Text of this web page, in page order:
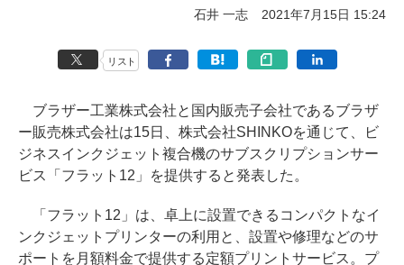
石井 一志 2021年7月15日 15:24
リスト
ブラザー工業株式会社と国内販売子会社であるブラザ
ー販売株式会社は15日、株式会社SHINKOを通じて、ビ
ジネスインクジェット複合機のサブスクリプションサー
ビス「フラット12」を提供すると発表した。
「フラット12」は、卓上に設置できるコンパクトなイ
ンクジェットプリンターの利用と、設置や修理などのサ
ポートを月額料金で提供する定額プリントサービス。プ